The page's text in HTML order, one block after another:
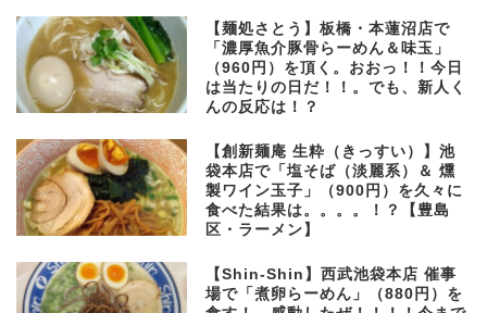
【麺処さとう】板橋・本蓮沼店で
「濃厚魚介豚骨らーめん＆味玉」
（960円）を頂く。おおっ！！今日
は当たりの日だ！！。でも、新人く
んの反応は！？
【創新麺庵 生粋（きっすい）】池
袋本店で「塩そば（淡麗系）＆ 燻
製ワイン玉子」（900円）を久々に
食べた結果は。。。。！？【豊島
区・ラーメン】
【Shin-Shin】西武池袋本店 催事
場で「煮卵らーめん」（880円）を